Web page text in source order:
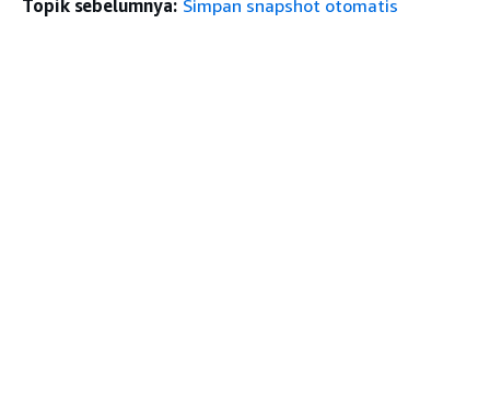
Topik sebelumnya: Simpan snapshot otomatis